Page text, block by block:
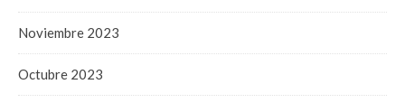
Noviembre 2023
Octubre 2023